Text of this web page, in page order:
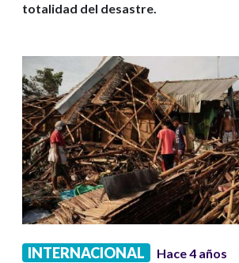
totalidad del desastre.
INTERNACIONAL Hace 4 años